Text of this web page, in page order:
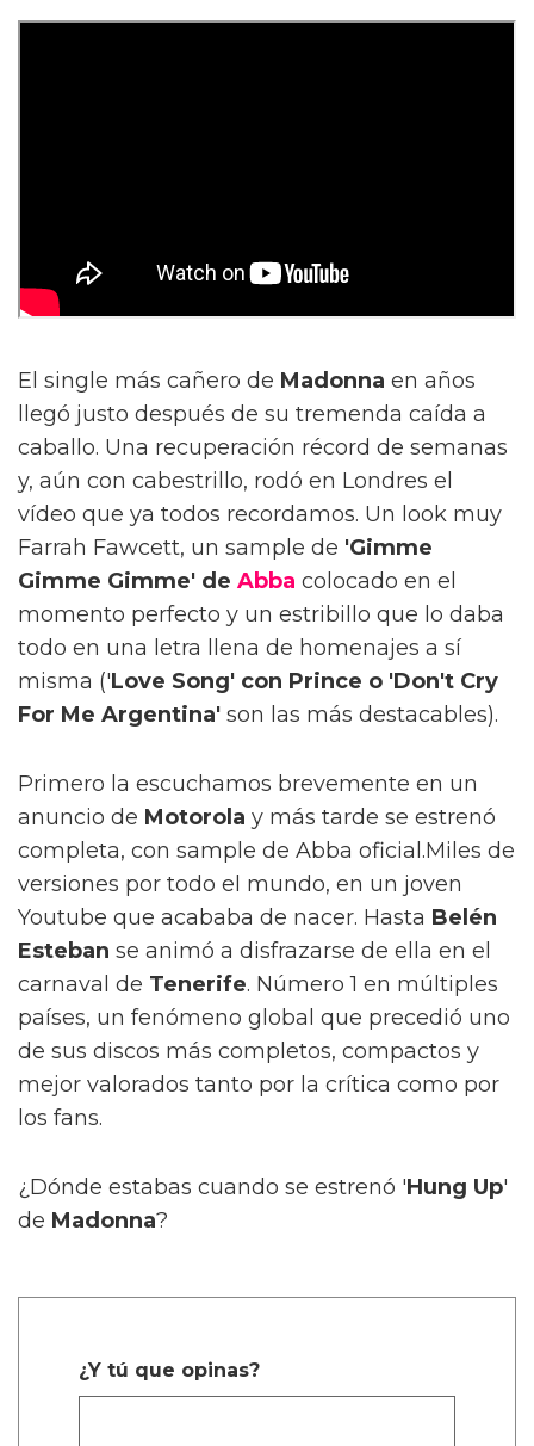
El single más cañero de Madonna en años
llegó justo después de su tremenda caída a
caballo. Una recuperación récord de semanas
y, aún con cabestrillo, rodó en Londres el
vídeo que ya todos recordamos. Un look muy
Farrah Fawcett, un sample de 'Gimme
Gimme Gimme' de Abba colocado en el
momento perfecto y un estribillo que lo daba
todo en una letra llena de homenajes a sí
misma ('Love Song' con Prince o 'Don't Cry
For Me Argentina' son las más destacables).
Primero la escuchamos brevemente en un
anuncio de Motorola y más tarde se estrenó
completa, con sample de Abba oficial.Miles de
versiones por todo el mundo, en un joven
Youtube que acababa de nacer. Hasta Belén
Esteban se animó a disfrazarse de ella en el
carnaval de Tenerife. Número 1 en múltiples
países, un fenómeno global que precedió uno
de sus discos más completos, compactos y
mejor valorados tanto por la crítica como por
los fans.
¿Dónde estabas cuando se estrenó 'Hung Up'
de Madonna?
¿Y tú que opinas?